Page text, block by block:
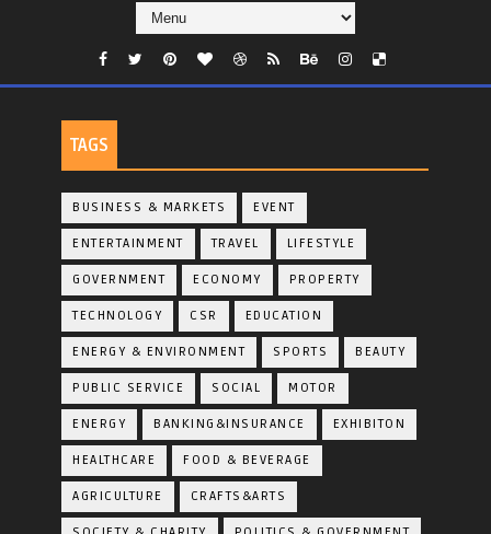
TAGS
BUSINESS & MARKETS EVENT
ENTERTAINMENT TRAVEL LIFESTYLE
GOVERNMENT ECONOMY PROPERTY
TECHNOLOGY CSR EDUCATION
ENERGY & ENVIRONMENT SPORTS BEAUTY
PUBLIC SERVICE SOCIAL MOTOR
ENERGY BANKING&INSURANCE EXHIBITON
HEALTHCARE FOOD & BEVERAGE
AGRICULTURE CRAFTS&ARTS